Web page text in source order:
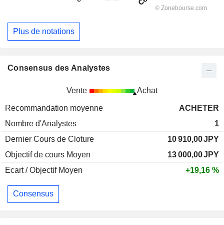
Plus de notations
Consensus des Analystes
Vente Achat
Recommandation moyenne
ACHETER
Nombre d'Analystes
1
Dernier Cours de Cloture
10 910,00JPY
Objectif de cours Moyen
13 000,00JPY
Ecart / Objectif Moyen
+19,16 %
Consensus